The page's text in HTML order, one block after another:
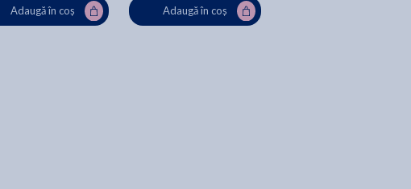
Adaugă în coș Adaugă în coș